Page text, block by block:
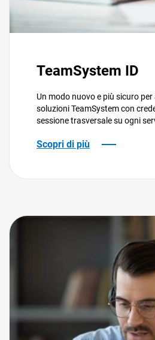
TeamSystem ID
Un modo nuovo e più sicuro
soluzioni TeamSystem con
sessione trasversale su ogni
Scopri di più